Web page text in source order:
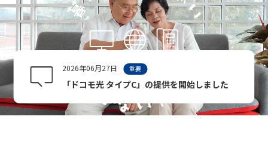
2026年06月27日 重要
「ドコモ光 タイプC」の提供を開始しました